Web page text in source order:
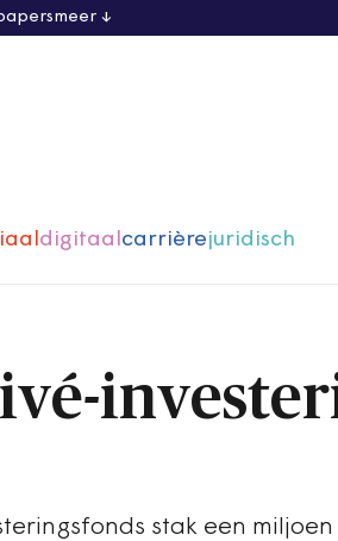
meer
digitaalcarrièrejuridisch
stak een miljoen